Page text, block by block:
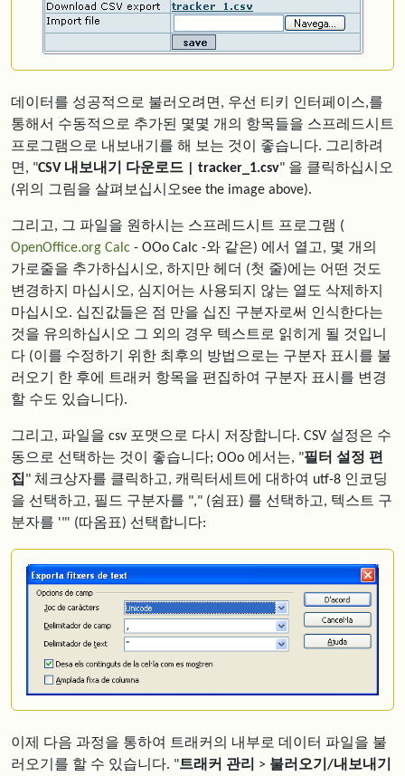
데이터를 성공적으로 불러오려면, 우선 티키 인터페이스,를
통해서 수동적으로 추가된 몇몇 개의 항목들을 스프레드시트
프로그램으로 내보내기를 해 보는 것이 좋습니다. 그리하려
면, "CSV 내보내기 다운로드 | tracker_1.csv" 을 클릭하십시오
(위의 그림을 살펴보십시오see the image above).
그리고, 그 파일을 원하시는 스프레드시트 프로그램 (
OpenOffice.org Calc - OOo Calc -와 같은) 에서 열고, 몇 개의
가로줄을 추가하십시오, 하지만 헤더 (첫 줄)에는 어떤 것도
변경하지 마십시오, 심지어는 사용되지 않는 열도 삭제하지
마십시오. 십진값들은 점 만을 십진 구분자로써 인식한다는
것을 유의하십시오 그 외의 경우 텍스트로 읽히게 될 것입니
다 (이를 수정하기 위한 최후의 방법으로는 구분자 표시를 불
러오기 한 후에 트래커 항목을 편집하여 구분자 표시를 변경
할 수도 있습니다).
그리고, 파일을 csv 포맷으로 다시 저장합니다. CSV 설정은 수
동으로 선택하는 것이 좋습니다; OOo 에서는, "필터 설정 편
집" 체크상자를 클릭하고, 캐릭터세트에 대하여 utf-8 인코딩
을 선택하고, 필드 구분자를 "," (쉼표) 를 선택하고, 텍스트 구
분자를 '"' (따옴표) 선택합니다:
이제 다음 과정을 통하여 트래커의 내부로 데이터 파일을 불
러오기를 할 수 있습니다. "트래커 관리 > 불러오기/내보내기